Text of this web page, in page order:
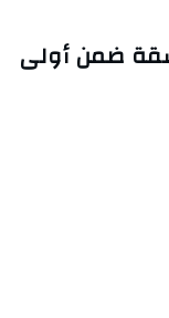
انطلاق أشغال 35 شقة ضمن أولى